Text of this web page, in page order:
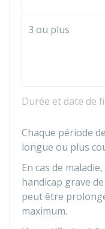
Durée et date de
3 ou plus
Chaque période
longue ou plus
En cas de
handicap grave
peut être
maximum.